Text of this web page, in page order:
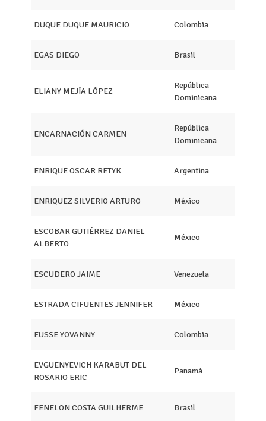
DUQUE DUQUE MAURICIO Colombia
EGAS DIEGO Brasil
ELIANY MEJÍA LÓPEZ
República
Dominicana
ENCARNACIÓN CARMEN
República
Dominicana
ENRIQUE OSCAR RETYK Argentina
ENRIQUEZ SILVERIO ARTURO México
ESCOBAR GUTIÉRREZ DANIEL
ALBERTO
México
ESCUDERO JAIME Venezuela
ESTRADA CIFUENTES JENNIFER México
EUSSE YOVANNY Colombia
EVGUENYEVICH KARABUT DEL
ROSARIO ERIC
Panamá
FENELON COSTA GUILHERME Brasil